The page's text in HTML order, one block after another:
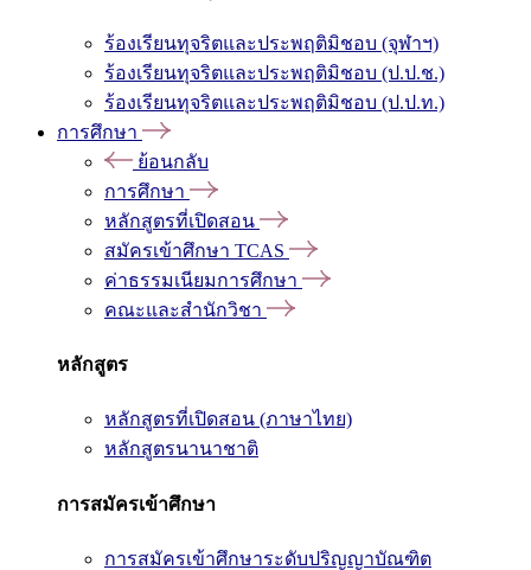
ร้องเรียนทุจริตและประพฤติมิชอบ (จุฬาฯ)
ร้องเรียนทุจริตและประพฤติมิชอบ (ป.ป.ช.)
ร้องเรียนทุจริตและประพฤติมิชอบ (ป.ป.ท.)
การศึกษา
ย้อนกลับ
การศึกษา
หลักสูตรที่เปิดสอน
สมัครเข้าศึกษา TCAS
ค่าธรรมเนียมการศึกษา
คณะและสำนักวิชา
หลักสูตร
หลักสูตรที่เปิดสอน (ภาษาไทย)
หลักสูตรนานาชาติ
การสมัครเข้าศึกษา
การสมัครเข้าศึกษาระดับปริญญาบัณฑิต